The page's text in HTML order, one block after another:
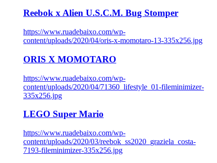
Reebok x Alien U.S.C.M. Bug Stomper
https://www.ruadebaixo.com/wp-
content/uploads/2020/04/oris-x-momotaro-13-335x256.jpg
ORIS X MOMOTARO
https://www.ruadebaixo.com/wp-
content/uploads/2020/04/71360_lifestyle_01-fileminimizer-
335x256.jpg
LEGO Super Mario
https://www.ruadebaixo.com/wp-
content/uploads/2020/03/reebok_ss2020_graziela_costa-
7193-fileminimizer-335x256.jpg